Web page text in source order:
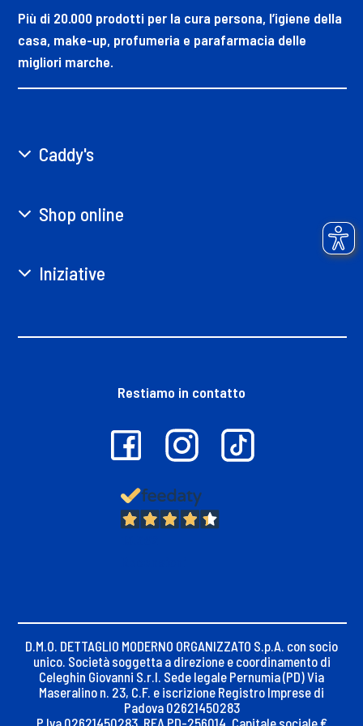
Più di 20.000 prodotti per la cura persona, l’igiene della
casa, make-up, profumeria e parafarmacia delle
migliori marche.
Caddy's
Shop online
Iniziative
Restiamo in contatto
D.M.O. DETTAGLIO MODERNO ORGANIZZATO S.p.A. con socio
unico. Società soggetta a direzione e coordinamento di
Celeghin Giovanni S.r.l. Sede legale Pernumia (PD) Via
Maseralino n. 23, C.F. e iscrizione Registro Imprese di
Padova 02621450283
P.Iva 02621450283, REA PD-256014, Capitale sociale €